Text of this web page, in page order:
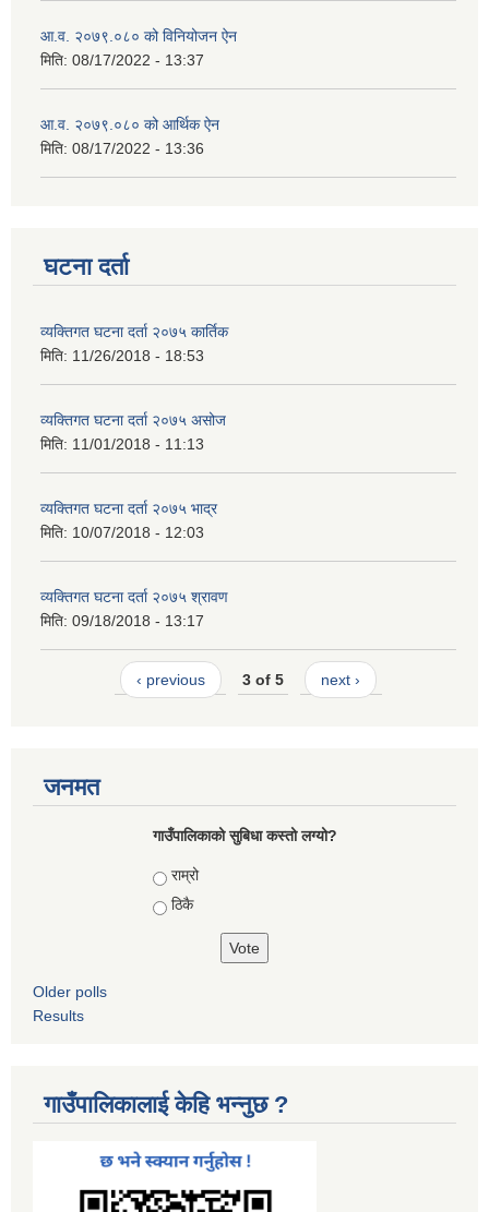
आ.व. २०७९.०८० को विनियोजन ऐन
मिति: 08/17/2022 - 13:37
आ.व. २०७९.०८० को आर्थिक ऐन
मिति: 08/17/2022 - 13:36
घटना दर्ता
व्यक्तिगत घटना दर्ता २०७५ कार्तिक
मिति: 11/26/2018 - 18:53
व्यक्तिगत घटना दर्ता २०७५ असोज
मिति: 11/01/2018 - 11:13
व्यक्तिगत घटना दर्ता २०७५ भाद्र
मिति: 10/07/2018 - 12:03
व्यक्तिगत घटना दर्ता २०७५ श्रावण
मिति: 09/18/2018 - 13:17
‹ previous 3 of 5 next ›
जनमत
गाउँपालिकाको सुबिधा कस्तो लग्यो?
Choices
राम्रो
ठिकै
Older polls
Results
गाउँपालिकालाई केहि भन्नुछ ?